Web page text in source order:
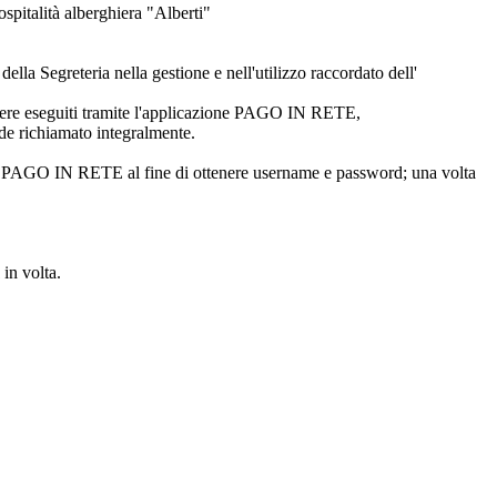
alberghiera "Alberti"
Segreteria nella gestione e nell'utilizzo raccordato dell'
eseguiti tramite l'applicazione PAGO IN RETE,
richiamato integralmente.
IN RETE al fine di ottenere username e password; una volta
in volta.